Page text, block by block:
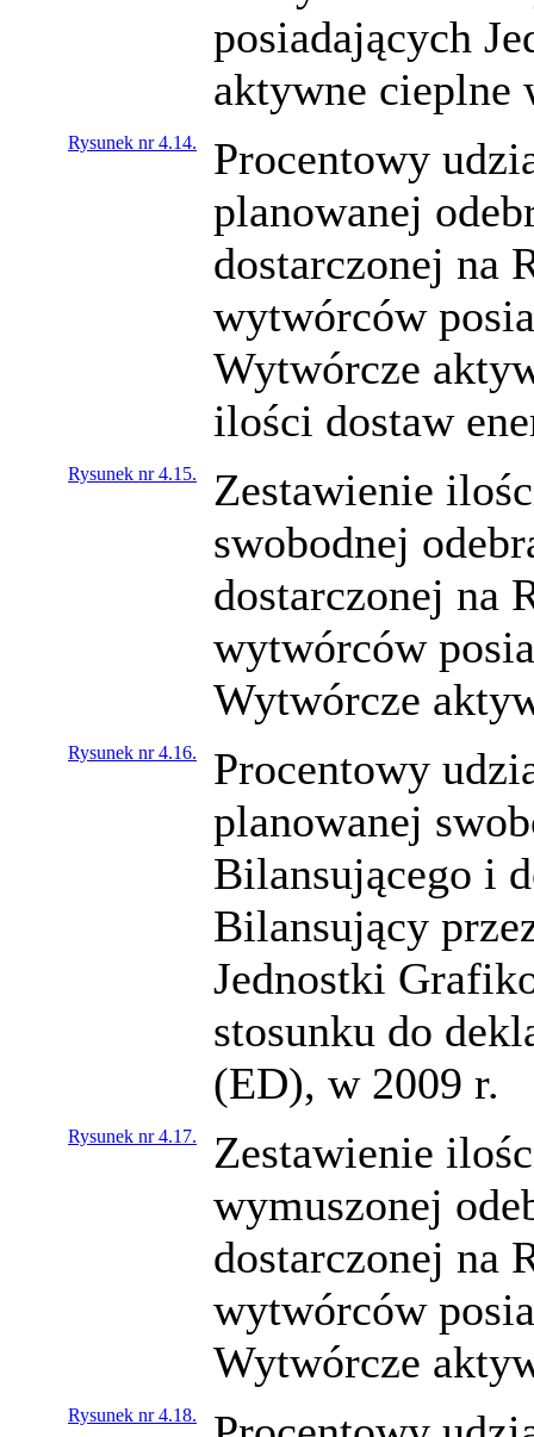
posiadających
aktywne cieplne
Rysunek nr 4.14.
Procentowy
planowanej
dostarczonej na
wytwórców
Wytwórcze
ilości dostaw
Rysunek nr 4.15.
Zestawienie
swobodnej
dostarczonej na
wytwórców
Wytwórcze
Rysunek nr 4.16.
Procentowy
planowanej
Bilansującego i
Bilansujący
Jednostki
stosunku do
(ED), w 2009 r.
Rysunek nr 4.17.
Zestawienie
wymuszonej
dostarczonej na
wytwórców
Wytwórcze
Rysunek nr 4.18.